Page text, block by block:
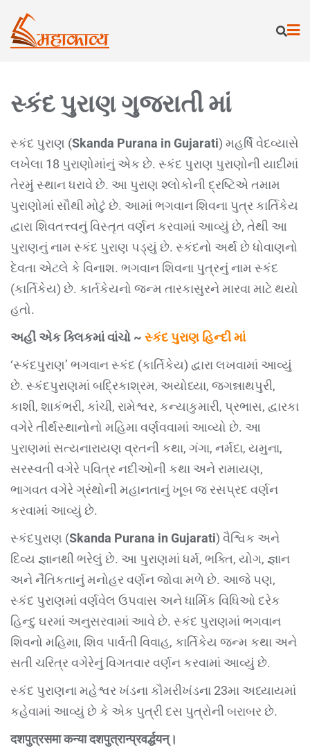
સ્કંદ પુરાણ ગુજરાતી માં
સ્કંદ પુરાણ (Skanda Purana in Gujarati) મહર્ષિ વેદવ્યાસે
લખેલા 18 પુરાણોમાંનું એક છે. સ્કંદ પુરાણ પુરાણોની યાદીમાં
તેરમું સ્થાન ધરાવે છે. આ પુરાણ શ્લોકોની દ્રષ્ટિએ તમામ
પુરાણોમાં સૌથી મોટું છે. આમાં ભગવાન શિવના પુત્ર કાર્તિકેય
દ્વારા શિવતત્ત્વનું વિસ્તૃત વર્ણન કરવામાં આવ્યું છે, તેથી આ
પુરાણનું નામ સ્કંદ પુરાણ પડ્યું છે. સ્કંદનો અર્થ છે ધોવાણનો
દેવતા એટલે કે વિનાશ. ભગવાન શિવના પુત્રનું નામ સ્કંદ
(કાર્તિકેય) છે. કાર્તકેયનો જન્મ તારકાસુરને મારવા માટે થયો
હતો.
અહીં એક ક્લિકમાં વાંચો ~ સ્કંદ પુરાણ હિન્દી માં
‘સ્કંદપુરાણ’ ભગવાન સ્કંદ (કાર્તિકેય) દ્વારા લખવામાં આવ્યું
છે. સ્કંદપુરાણમાં બદ્રિકાશ્રમ, અયોધ્યા, જગન્નાથપુરી,
કાશી, શાકંભરી, કાંચી, રામેશ્વર, કન્યાકુમારી, પ્રભાસ, દ્વારકા
વગેરે તીર્થસ્થાનોનો મહિમા વર્ણવવામાં આવ્યો છે. આ
પુરાણમાં સત્યનારાયણ વ્રતની કથા, ગંગા, નર્મદા, યમુના,
સરસ્વતી વગેરે પવિત્ર નદીઓની કથા અને રામાયણ,
ભાગવત વગેરે ગ્રંથોની મહાનતાનું ખૂબ જ રસપ્રદ વર્ણન
કરવામાં આવ્યું છે.
સ્કંદપુરાણ (Skanda Purana in Gujarati) વૈશ્વિક અને
દિવ્ય જ્ઞાનથી ભરેલું છે. આ પુરાણમાં ધર્મ, ભક્તિ, યોગ, જ્ઞાન
અને નૈતિકતાનું મનોહર વર્ણન જોવા મળે છે. આજે પણ,
સ્કંદ પુરાણમાં વર્ણવેલ ઉપવાસ અને ધાર્મિક વિધિઓ દરેક
હિન્દુ ઘરમાં અનુસરવામાં આવે છે. સ્કંદ પુરાણમાં ભગવાન
શિવનો મહિમા, શિવ પાર્વતી વિવાહ, કાર્તિકેય જન્મ કથા અને
સતી ચરિત્ર વગેરેનું વિગતવાર વર્ણન કરવામાં આવ્યું છે.
સ્કંદ પુરાણના મહેશ્વર ખંડના કૌમરીખંડના 23મા અધ્યાયમાં
કહેવામાં આવ્યું છે કે એક પુત્રી દસ પુત્રોની બરાબર છે.
दशपुत्रसमा कन्या दशपुत्रान्प्रवर्द्धयन्।